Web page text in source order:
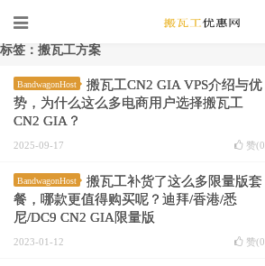
标签：搬瓦工方案
BandwagonHost
搬瓦工CN2 GIA VPS介绍与优
势，为什么这么多电商用户选择搬瓦工
CN2 GIA？
2025-09-17 赞(0
BandwagonHost
搬瓦工补货了这么多限量版套
餐，哪款更值得购买呢？迪拜/香港/悉
尼/DC9 CN2 GIA限量版
2023-01-12 赞(0